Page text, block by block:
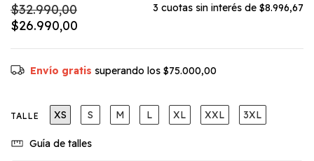
$32.990,00
$26.990,00
3 cuotas sin interés de $8.996,67
Envío gratis superando los $75.000,00
TALLE XS S M L XL XXL 3XL
Guía de talles